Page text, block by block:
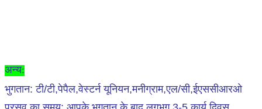
अन्य:
भुगतान: टी/टी,पेपैल,वेस्टर्न यूनियन,मनीग्राम,एल/सी,ईएससीआरओ